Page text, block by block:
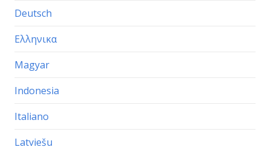
Deutsch
Ελληνικα
Magyar
Indonesia
Italiano
Latviešu